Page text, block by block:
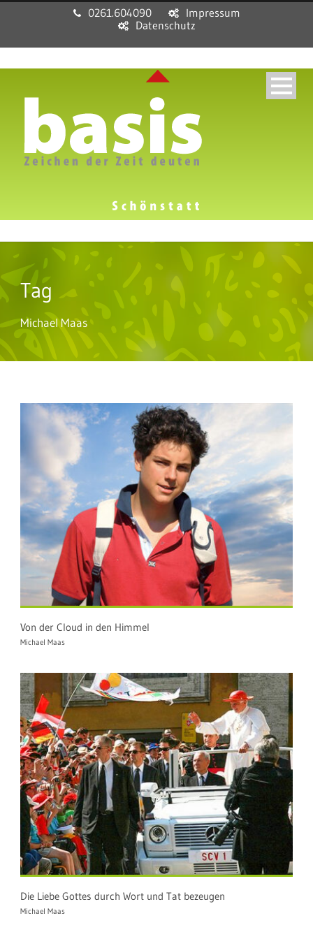
0261.604090
Impressum
Datenschutz
Tag
Michael Maas
Von der Cloud in den Himmel
Michael Maas
Die Liebe Gottes durch Wort und Tat bezeugen
Michael Maas